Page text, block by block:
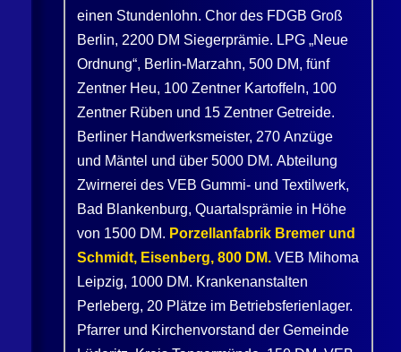
einen Stundenlohn. Chor des FDGB Groß
Berlin, 2200 DM Siegerprämie. LPG „Neue
Ordnung“, Berlin-Marzahn, 500 DM, fünf
Zentner Heu, 100 Zentner Kartoffeln, 100
Zentner Rüben und 15 Zentner Getreide.
Berliner Handwerksmeister, 270 Anzüge
und Mäntel und über 5000 DM. Abteilung
Zwirnerei des VEB Gummi- und Textilwerk,
Bad Blankenburg, Quartalsprämie in Höhe
von 1500 DM. Porzellanfabrik Bremer und
Schmidt, Eisenberg, 800 DM.VEB Mihoma
Leipzig, 1000 DM. Krankenanstalten
Perleberg, 20 Plätze im Betriebsferienlager.
Pfarrer und Kirchenvorstand der Gemeinde